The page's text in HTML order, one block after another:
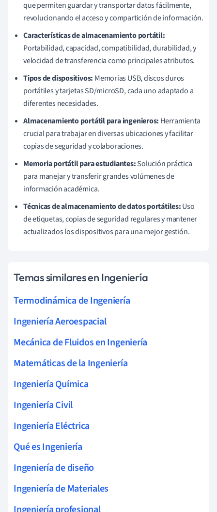
que permiten guardar y transportar datos fácilmente,
revolucionando el acceso y compartición de información.
Características de almacenamiento portátil:
Portabilidad, capacidad, compatibilidad, durabilidad, y
velocidad de transferencia como principales atributos.
Tipos de dispositivos: Memorias USB, discos duros
portátiles y tarjetas SD/microSD, cada uno adaptado a
diferentes necesidades.
Almacenamiento portátil para ingenieros: Herramienta
crucial para trabajar en diversas ubicaciones y facilitar
copias de seguridad y colaboraciones.
Memoria portátil para estudiantes:Solución práctica
para manejar y transferir grandes volúmenes de
información académica.
Técnicas de almacenamiento de datos portátiles:Uso
de etiquetas, copias de seguridad regulares y mantener
actualizados los dispositivos para una mejor gestión.
Temas similares en Ingeniería
Termodinámica de Ingeniería
Ingeniería Aeroespacial
Mecánica de Fluidos en Ingeniería
Matemáticas de la Ingeniería
Ingeniería Química
Ingeniería Civil
Ingeniería Eléctrica
Qué es Ingeniería
Ingeniería de diseño
Ingeniería de Materiales